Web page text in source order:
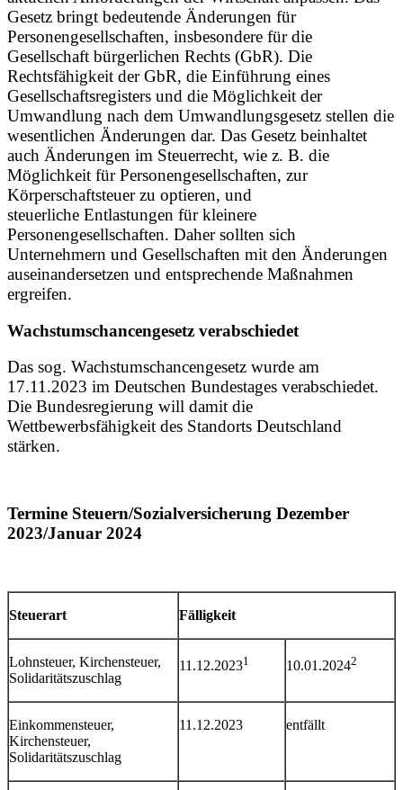
Gesetz bringt bedeutende Änderungen für
Personengesellschaften, insbesondere für die
Gesellschaft bürgerlichen Rechts (GbR). Die
Rechtsfähigkeit der GbR, die Einführung eines
Gesellschaftsregisters und die Möglichkeit der
Umwandlung nach dem Umwandlungsgesetz stellen die
wesentlichen Änderungen dar. Das Gesetz beinhaltet
auch Änderungen im Steuerrecht, wie z. B. die
Möglichkeit für Personengesellschaften, zur
Körperschaftsteuer zu optieren, und
steuerliche Entlastungen für kleinere
Personengesellschaften. Daher sollten sich
Unternehmern und Gesellschaften mit den Änderungen
auseinandersetzen und entsprechende Maßnahmen
ergreifen.
Wachstumschancengesetz verabschiedet
Das sog. Wachstumschancengesetz wurde am
17.11.2023 im Deutschen Bundestages verabschiedet.
Die Bundesregierung will damit die
Wettbewerbsfähigkeit des Standorts Deutschland
stärken.
Termine Steuern/Sozialversicherung Dezember
2023/Januar 2024
Steuerart Fälligkeit
Lohnsteuer, Kirchensteuer,
Solidaritätszuschlag
11.12.20231 10.01.20242
Einkommensteuer,
Kirchensteuer,
Solidaritätszuschlag
11.12.2023 entfällt